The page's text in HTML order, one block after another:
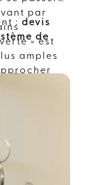
par
» est
amples
: devis
de